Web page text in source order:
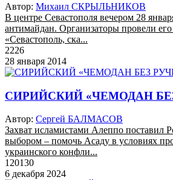
Автор: Михаил СКРЫЛЬНИКОВ
В центре Севастополя вечером 28
антимайдан. Организаторы провели
«Севастополь, ска...
2226
28 января 2014
СИРИЙСКИЙ «ЧЕМОДАН
Автор: Сергей БАЛМАСОВ
Захват исламистами Алеппо поставил
выбором – помочь Асаду в условиях
украинского конфли...
120130
6 декабря 2024